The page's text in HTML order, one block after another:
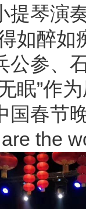
提琴演
如醉
公参、
眠”作
国春节
the